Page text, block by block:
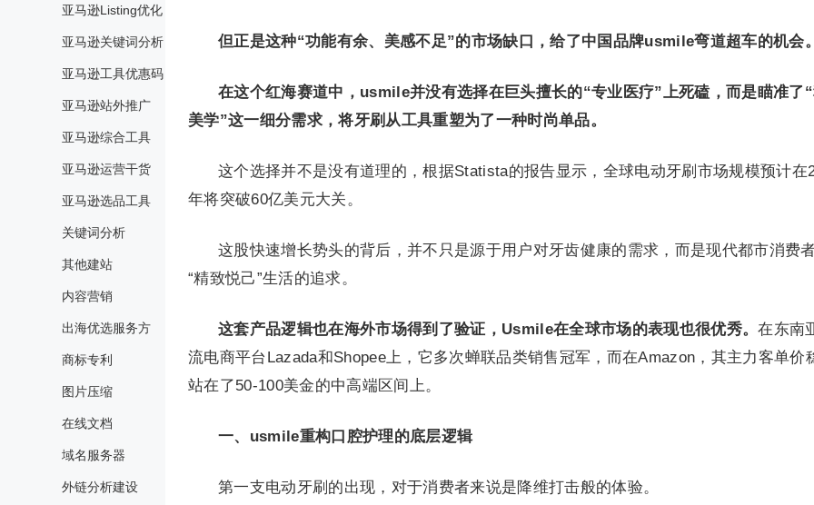
亚马逊Listing优化
亚马逊关键词分析
亚马逊工具优惠码
亚马逊站外推广
亚马逊综合工具
亚马逊运营干货
亚马逊选品工具
关键词分析
其他建站
内容营销
出海优选服务方
商标专利
图片压缩
在线文档
域名服务器
外链分析建设
但正是这种“功能有余、美感不足”的市场缺口，给了中国品牌usmile弯道超车的机会
在这个红海赛道中，usmile并没有选择在巨头擅长的“专业医疗”上死磕，而是瞄准了
美学”这一细分需求，将牙刷从工具重塑为了一种时尚单品。
这个选择并不是没有道理的，根据Statista的报告显示，全球电动牙刷市场规模预计在
年将突破60亿美元大关。
这股快速增长势头的背后，并不只是源于用户对牙齿健康的需求，而是现代都市消费
“精致悦己”生活的追求。
这套产品逻辑也在海外市场得到了验证，Usmile在全球市场的表现也很优秀。在东南
流电商平台Lazada和Shopee上，它多次蝉联品类销售冠军，而在Amazon，其主力客单价
站在了50-100美金的中高端区间上。
一、usmile重构口腔护理的底层逻辑
第一支电动牙刷的出现，对于消费者来说是降维打击般的体验。